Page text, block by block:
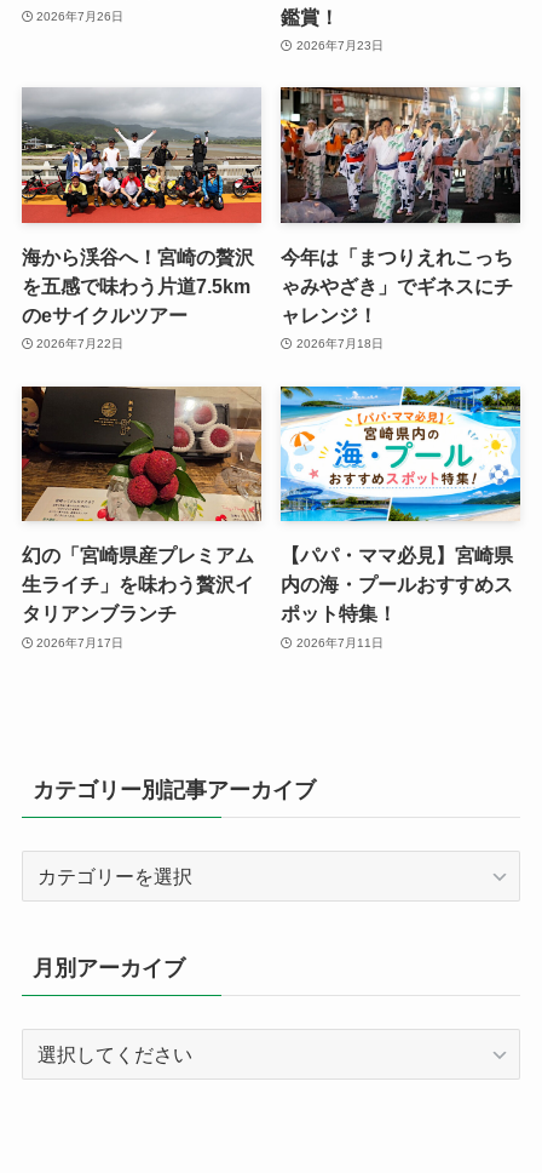
2026年7月26日
鑑賞！
2026年7月23日
海から渓谷へ！宮崎の贅沢
を五感で味わう片道7.5km
のeサイクルツアー
2026年7月22日
今年は「まつりえれこっち
ゃみやざき」でギネスにチ
ャレンジ！
2026年7月18日
幻の「宮崎県産プレミアム
生ライチ」を味わう贅沢イ
タリアンブランチ
2026年7月17日
【パパ・ママ必見】宮崎県
内の海・プールおすすめス
ポット特集！
2026年7月11日
カテゴリー別記事アーカイブ
リ
ー
記
事
月別アーカイブ